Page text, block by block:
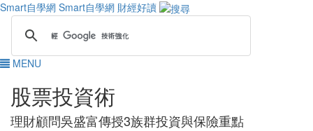
Smart自學網 Smart自學網 財經好讀
MENU
股票投資術
理財顧問吳盛富傳授3族群投資與保險重點